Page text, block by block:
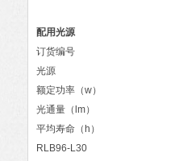
配用光源
订货编号
光源
额定功率（w）
光通量（lm）
平均寿命（h）
RLB96-L30